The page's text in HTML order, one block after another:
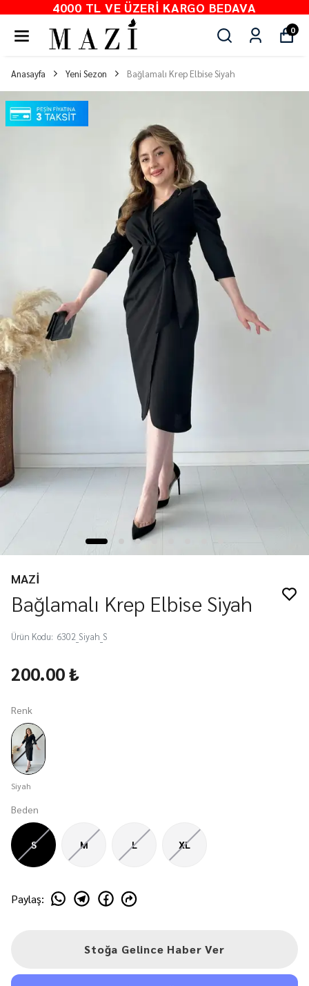
4000 TL VE ÜZERI KARGO BEDAVA
0
Anasayfa Yeni Sezon Bağlamalı Krep Elbise Siyah
MAZİ
Bağlamalı Krep Elbise Siyah
Ürün Kodu: 6302_Siyah_S
200.00 ₺
Renk
Siyah
Beden
S M L XL
Paylaş:
Stoğa Gelince Haber Ver